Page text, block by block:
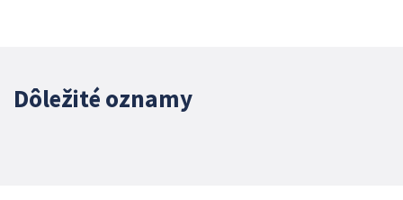
Dôležité oznamy